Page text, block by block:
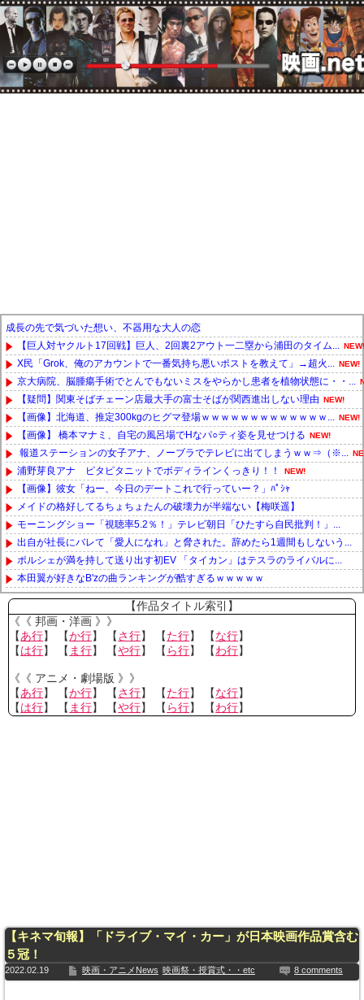
成長の先で気づいた想い、不器用な大人の恋
【巨人対ヤクルト17回戦】巨人、2回裏2アウト一二塁から浦田のタイム... NEW!
X民「Grok、俺のアカウントで一番気持ち悪いポストを教えて」→超火... NEW!
京大病院、脳腫瘍手術でとんでもないミスをやらかし患者を植物状態に・・...
【疑問】関東そばチェーン店最大手の富士そばが関西進出しない理由 NEW!
【画像】北海道、推定300kgのヒグマ登場ｗｗｗｗｗｗｗｗｗｗｗｗｗ... NEW!
【画像】 橋本マナミ、自宅の風呂場でHなパ○ティ姿を見せつける NEW!
報道ステーションの女子アナ、ノーブラでテレビに出てしまうｗｗ⇒（※...
浦野芽良アナ ピタピタニットでボディラインくっきり！！ NEW!
【画像】彼女「ねー、今日のデートこれで行っていー？」ﾊﾟｼｬ
メイドの格好してるちょちょたんの破壊力が半端ない【梅咲遥】
モーニングショー「視聴率5.2％！」テレビ朝日「ひたすら自民批判！」...
出自が社長にバレて「愛人になれ」と脅された。辞めたら1週間もしないう...
ポルシェが満を持して送り出す初EV 「タイカン」はテスラのライバルに...
本田翼が好きなB'zの曲ランキングが酷すぎるｗｗｗｗｗ
Powered by livedoor 相互RSS
【作品タイトル索引】
《《 邦画・洋画 》》
【あ行】 【か行】 【さ行】 【た行】 【な行】
【は行】 【 ま行】 【や行】 【 ら行】 【わ行】
《《 アニメ・劇場版 》》
【あ行】 【か行】 【さ行】 【た行】 【な行】
【は行】 【 ま行】 【や行】 【 ら行】 【わ行】
【キネマ旬報】「ドライブ・マイ・カー」が日本映画作品賞含む
５冠！
2022.02.19 映画・アニメNews 映画祭・授賞式・・etc 8 comments